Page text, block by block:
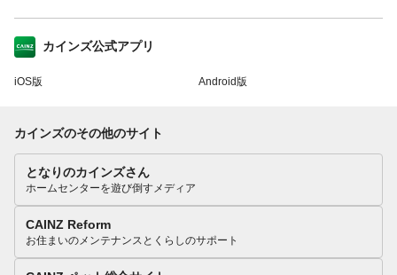
カインズ公式アプリ
iOS版 Android版
カインズのその他のサイト
となりのカインズさん
ホームセンターを遊び倒すメディア
CAINZ Reform
お住まいのメンテナンスとくらしのサポート